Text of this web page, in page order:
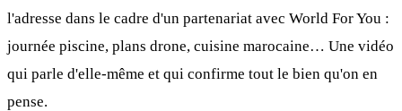
l'adresse dans le cadre d'un partenariat avec World For You :
journée piscine, plans drone, cuisine marocaine… Une vidéo
qui parle d'elle-même et qui confirme tout le bien qu'on en
pense.